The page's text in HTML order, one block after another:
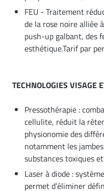
FEU - Traitement
de la rose noire alliée
push-up galbant, des
esthétique.Tarif par
TECHNOLOGIES VISAGE
Pressothérapie :
cellulite, réduit la
physionomie des
notamment les
substances toxiques
Laser à diode :
permet d’éliminer